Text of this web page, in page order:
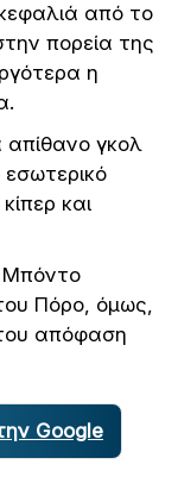
από το
πορεία της
η
απίθανο γκολ
και
Μπόντο
Πόρο, όμως,
απόφαση
Google